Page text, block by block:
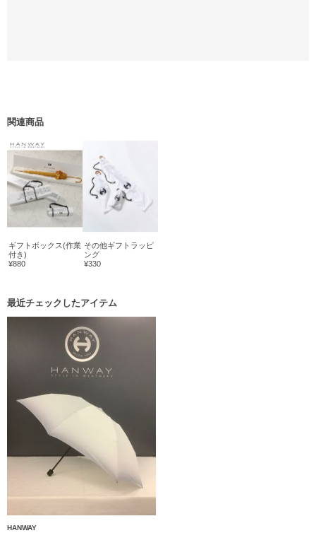
関連商品
ギフトボックス(作業
付き)
¥880
その他ギフトラッピ
ング
¥330
最近チェックしたアイテム
HANWAY